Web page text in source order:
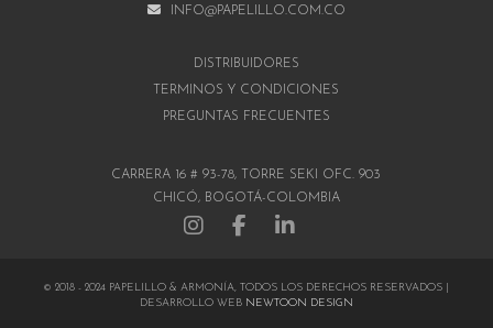
INFO@PAPELILLO.COM.CO
DISTRIBUIDORES
TÉRMINOS Y CONDICIONES
PREGUNTAS FRECUENTES
CARRERA 16 # 93-78, TORRE SEKI OFC. 903
CHICÓ, BOGOTÁ-COLOMBIA
© 2018 - 2024 PAPELILLO & ARMONÍA, TODOS LOS DERECHOS RESERVADOS |
DESARROLLO WEB NEWTOON DESIGN